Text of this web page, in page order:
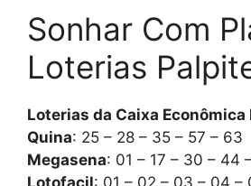
Sonhar Com
Loterias
Loterias da Caixa Econômica
Quina: 25 – 28 – 35 – 57 – 63
Megasena: 01 – 17 – 30 – 44
Lotofacil: 01 – 02 – 03 – 04 –